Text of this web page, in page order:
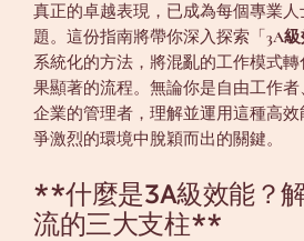
真正的卓越表現，已成為每個專業
題。這份指南將帶你深入探索「3A
系統化的方法，將混亂的工作模式
果顯著的流程。無論你是自由工作
企業的管理者，理解並運用這種高
爭激烈的環境中脫穎而出的關鍵。
**什麼是3A級效能？
流的三大支柱**